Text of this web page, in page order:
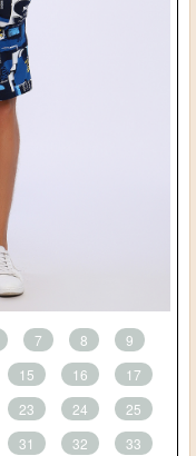
7 8
9
15 16
17
23 24
25
31 32
33